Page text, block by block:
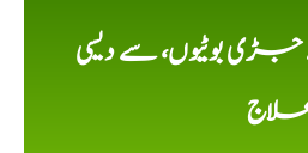
جڑی بوٹیوں، سے دیسی